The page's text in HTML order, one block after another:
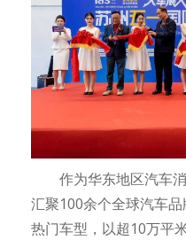
作为华东地区汽车
汇聚100余个全球汽车
热门车型，以超10万平